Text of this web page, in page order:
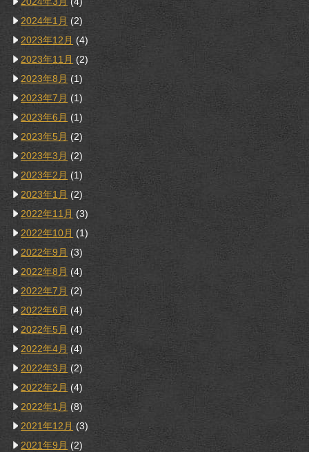
2024年1月 (2)
2023年12月 (4)
2023年11月 (2)
2023年8月 (1)
2023年7月 (1)
2023年6月 (1)
2023年5月 (2)
2023年3月 (2)
2023年2月 (1)
2023年1月 (2)
2022年11月 (3)
2022年10月 (1)
2022年9月 (3)
2022年8月 (4)
2022年7月 (2)
2022年6月 (4)
2022年5月 (4)
2022年4月 (4)
2022年3月 (2)
2022年2月 (4)
2022年1月 (8)
2021年12月 (3)
2021年9月 (2)